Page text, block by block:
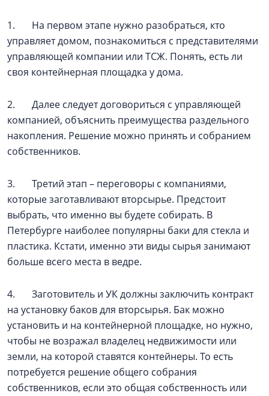
1. На первом этапе нужно разобраться, кто
управляет домом, познакомиться с представителями
управляющей компании или ТСЖ. Понять, есть ли
своя контейнерная площадка у дома.
2. Далее следует договориться с управляющей
компанией, объяснить преимущества раздельного
накопления. Решение можно принять и собранием
собственников.
3. Третий этап – переговоры с компаниями,
которые заготавливают вторсырье. Предстоит
выбрать, что именно вы будете собирать. В
Петербурге наиболее популярны баки для стекла и
пластика. Кстати, именно эти виды сырья занимают
больше всего места в ведре.
4. Заготовитель и УК должны заключить контракт
на установку баков для вторсырья. Бак можно
установить и на контейнерной площадке, но нужно,
чтобы не возражал владелец недвижимости или
земли, на которой ставятся контейнеры. То есть
потребуется решение общего собрания
собственников, если это общая собственность или